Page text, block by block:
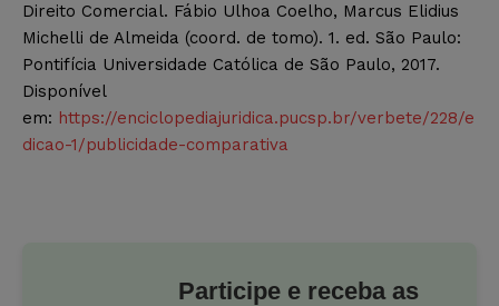
Direito Comercial. Fábio Ulhoa Coelho, Marcus Elidius
Michelli de Almeida (coord. de tomo). 1. ed. São Paulo:
Pontifícia Universidade Católica de São Paulo, 2017.
Disponível
em: https://enciclopediajuridica.pucsp.br/verbete/228/e
dicao-1/publicidade-comparativa
Participe e receba as